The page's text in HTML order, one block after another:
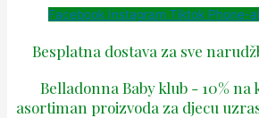
Facebook Instagram Tiktok Phone-
Besplatna dostava za sve
Belladonna Baby klub - 10% na
asortiman proizvoda za djecu